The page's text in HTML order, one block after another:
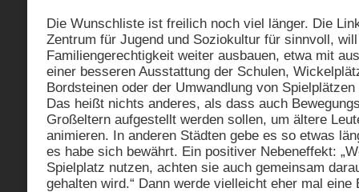
Die Wunschliste ist freilich noch viel länger. Die
Zentrum für Jugend und Soziokultur für sinnvoll,
Familiengerechtigkeit weiter ausbauen, etwa mit
einer besseren Ausstattung der Schulen,
Bordsteinen oder der Umwandlung von
Das heißt nichts anderes, als dass auch
Großeltern aufgestellt werden sollen, um ältere
animieren. In anderen Städten gebe es so etwas
es habe sich bewährt. Ein positiver Nebeneffekt:
Spielplatz nutzen, achten sie auch gemeinsam
gehalten wird.“ Dann werde vielleicht eher mal